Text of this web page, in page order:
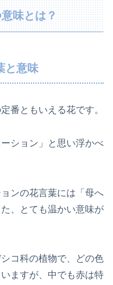
味とは？
と意味
番ともいえる花です。
ション」と思い浮かべ
ンの花言葉には「母へ
、とても温かい意味が
コ科の植物で、どの色
ますが、中でも赤は特